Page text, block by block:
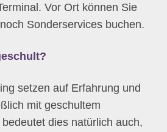
Vor Ort können Sie
Sonderservices buchen.
setzen auf Erfahrung und
mit geschultem
dies natürlich auch,